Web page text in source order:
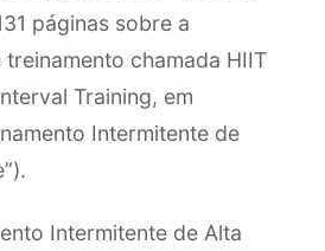
páginas sobre a
chamada HIIT
Training, em
Intermitente de
Intermitente de Alta